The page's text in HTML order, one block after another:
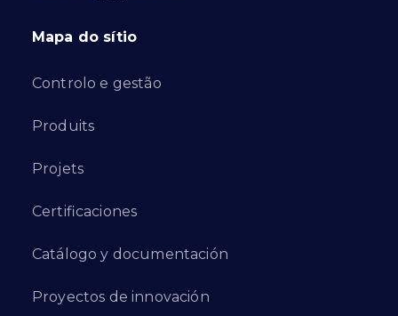
Mapa do sítio
Controlo e gestão
Produits
Projets
Certificaciones
Catálogo y documentación
Proyectos de innovación